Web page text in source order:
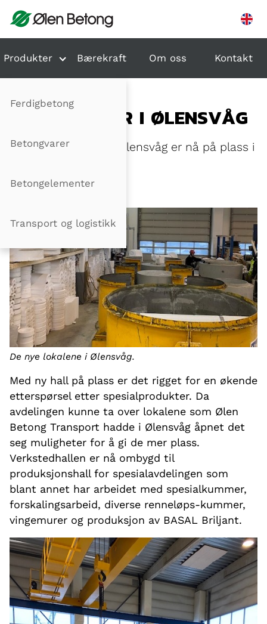
Hopp til innhold
Produkter
Ferdigbetong
Betongvarer
Betongelementer
Transport og logistikk
Bærekraft Om oss Kontakt
NYE LOKALER I ØLENSVÅG
Spesialavdelingen i Ølensvåg er nå på plass i
Publisert: 25.02.2022
De nye lokalene i Ølensvåg.
Med ny hall på plass er det rigget for en økende
etterspørsel etter spesialprodukter. Da
avdelingen kunne ta over lokalene som Ølen
Betong Transport hadde i Ølensvåg åpnet det
seg muligheter for å gi de mer plass.
Verkstedhallen er nå ombygd til
produksjonshall for spesialavdelingen som
blant annet har arbeidet med spesialkummer,
forskalingsarbeid, diverse renneløps-kummer,
vingemurer og produksjon av BASAL Briljant.